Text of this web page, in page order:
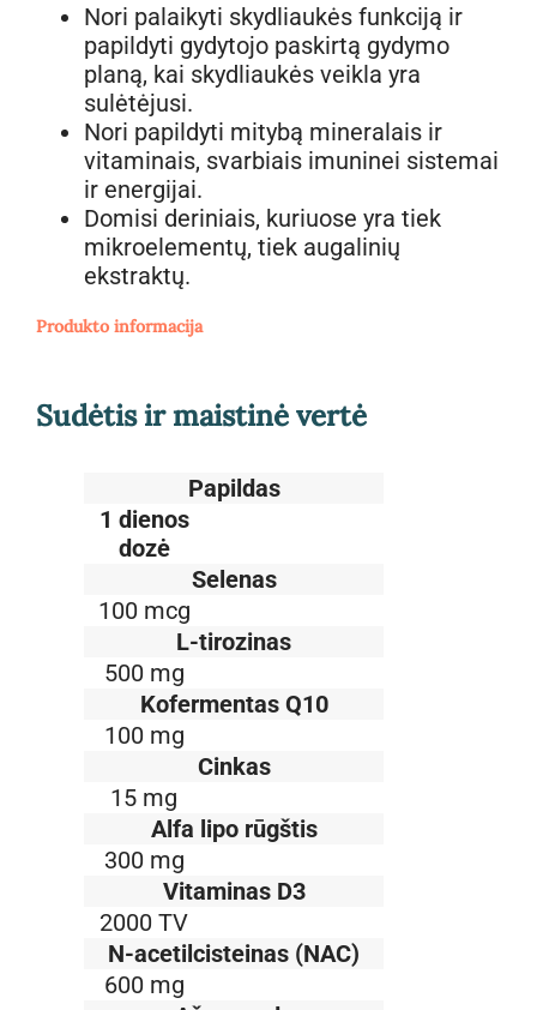
Nori palaikyti skydliaukės funkciją ir
papildyti gydytojo paskirtą gydymo
planą, kai skydliaukės veikla yra
sulėtėjusi.
Nori papildyti mitybą mineralais ir
vitaminais, svarbiais imuninei sistemai
ir energijai.
Domisi deriniais, kuriuose yra tiek
mikroelementų, tiek augalinių
ekstraktų.
Produkto informacija
Sudėtis ir maistinė vertė
Papildas
1 dienos
dozė
Selenas
100 mcg
L-tirozinas
500 mg
Kofermentas Q10
100 mg
Cinkas
15 mg
Alfa lipo rūgštis
300 mg
Vitaminas D3
2000 TV
N-acetilcisteinas (NAC)
600 mg